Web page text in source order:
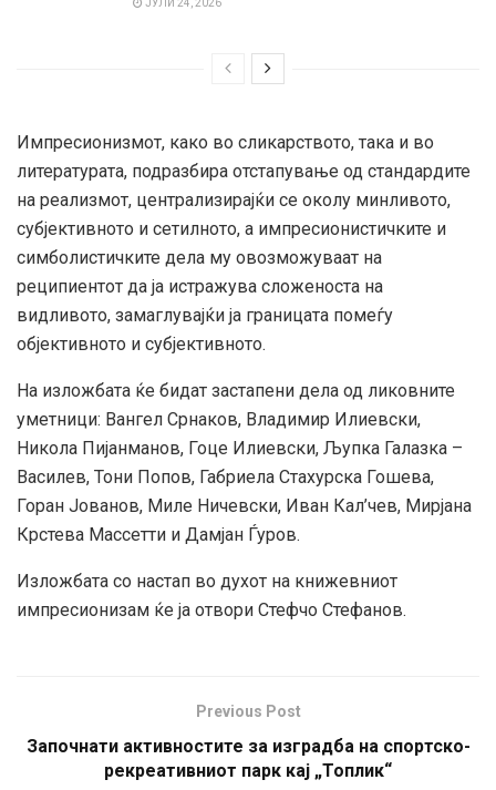
ЈУЛИ 24, 2026
Импресионизмот, како во сликарството, така и во
литературата, подразбира отстапување од стандардите
на реализмот, централизирајќи се околу минливото,
субјективното и сетилното, а импресионистичките и
симболистичките дела му овозможуваат на
реципиентот да ја истражува сложеноста на
видливото, замаглувајќи ја границата помеѓу
објективното и субјективното.
На изложбата ќе бидат застапени дела од ликовните
уметници: Вангел Срнаков, Владимир Илиевски,
Никола Пијанманов, Гоце Илиевски, Љупка Галазка –
Василев, Тони Попов, Габриела Стахурска Гошева,
Горан Јованов, Миле Ничевски, Иван Кал’чев, Мирјана
Крстева Массетти и Дамјан Ѓуров.
Изложбата со настап во духот на книжевниот
импресионизам ќе ја отвори Стефчо Стефанов.
Previous Post
Започнати активностите за изградба на спортско-
рекреативниот парк кај „Топлик“